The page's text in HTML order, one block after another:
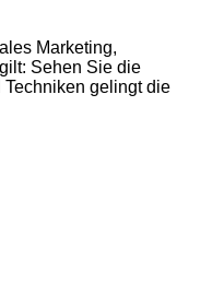
Marketing,
Sehen Sie die
gelingt die